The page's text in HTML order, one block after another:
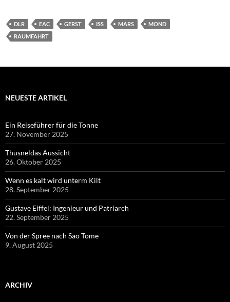
DLR EAC GERST ISS MARS
MOND
RAUMFAHRT
NEUESTE ARTIKEL
Ein Reiseführer für die Tonne
27. November 2025
Thusneldas Aussicht
26. Oktober 2025
Wenn es kalt wird unterm Kilt
28. September 2025
Gustave Eiffel: Ingenieur und Patriarch
22. September 2025
Von der Spree nach Sao Tome
9. August 2025
ARCHIV